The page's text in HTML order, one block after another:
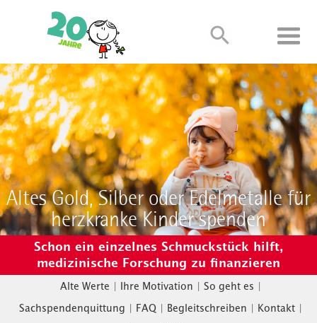
Altes Gold, Silber oder Edelmetalle für
herzkranke Kinder spenden
Schon ein einzelnes Schmuckstück hilft,
medizinische Forschung zu finanzieren
Alte Werte | Ihre Motivation | So geht es |
Sachspendenquittung | FAQ | Begleitschreiben | Kontakt |